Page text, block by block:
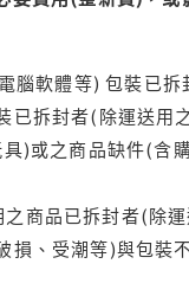
腦軟體等) 包裝已拆
拆封者(除運送用
)或之商品缺件(含
商品已拆封者(除
、受潮等)與包裝